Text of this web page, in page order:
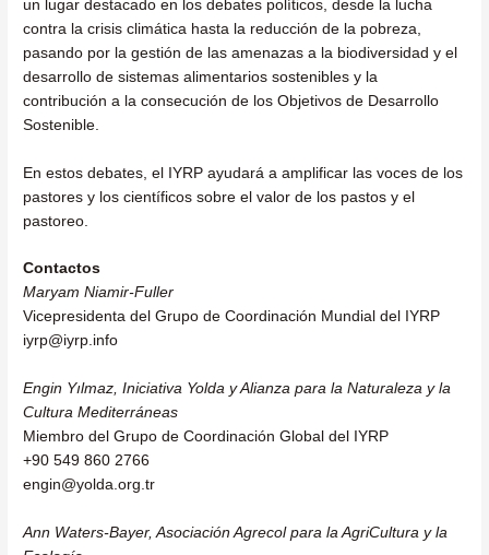
un lugar destacado en los debates políticos, desde la lucha
contra la crisis climática hasta la reducción de la pobreza,
pasando por la gestión de las amenazas a la biodiversidad y el
desarrollo de sistemas alimentarios sostenibles y la
contribución a la consecución de los Objetivos de Desarrollo
Sostenible.
En estos debates, el IYRP ayudará a amplificar las voces de los
pastores y los científicos sobre el valor de los pastos y el
pastoreo.
Contactos
Maryam Niamir-Fuller
Vicepresidenta del Grupo de Coordinación Mundial del IYRP
iyrp@iyrp.info
Engin Yılmaz, Iniciativa Yolda y Alianza para la Naturaleza y la
Cultura Mediterráneas
Miembro del Grupo de Coordinación Global del IYRP
+90 549 860 2766
engin@yolda.org.tr
Ann Waters-Bayer, Asociación Agrecol para la AgriCultura y la